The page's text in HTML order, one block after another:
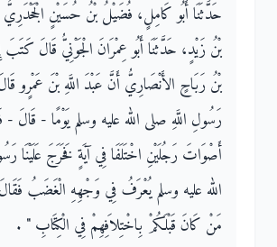
حَدَّثَنَا أَبُو كَامِلٍ، فُضَيْلُ بْنُ حُسَيْنٍ الْجَحْدَرِيُّ
بْنُ زَيْدٍ، حَدَّثَنَا أَبُو عِمْرَانَ الْجَوْنِيُّ قَالَ كَتَبَ
بْنُ رَبَاحٍ الأَنْصَارِيُّ أَنَّ عَبْدَ اللَّهِ بْنَ عَمْرٍو
رَسُولِ اللَّهِ صلى الله عليه وسلم يَوْمًا -
أَصْوَاتَ رَجُلَيْنِ اخْتَلَفَا فِي آيَةٍ فَخَرَجَ عَلَيْنَا
الله عليه وسلم يُعْرَفُ فِي وَجْهِهِ الْغَضَبُ
مَنْ كَانَ قَبْلَكُمْ بِاخْتِلاَفِهِمْ فِي الْكِتَابِ ‏"‏ ‏.‏